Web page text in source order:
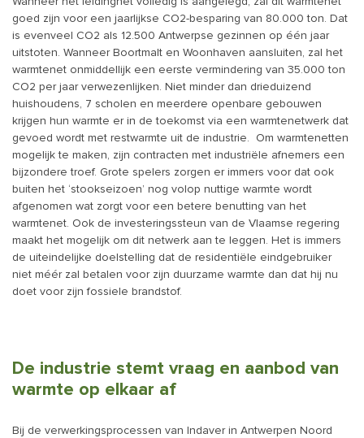
goed zijn voor een jaarlijkse CO2-besparing van 80.000 ton. Dat
is evenveel CO2 als 12.500 Antwerpse gezinnen op één jaar
uitstoten. Wanneer Boortmalt en Woonhaven aansluiten, zal het
warmtenet onmiddellijk een eerste vermindering van 35.000 ton
CO2 per jaar verwezenlijken. Niet minder dan drieduizend
huishoudens, 7 scholen en meerdere openbare gebouwen
krijgen hun warmte er in de toekomst via een warmtenetwerk dat
gevoed wordt met restwarmte uit de industrie. Om warmtenetten
mogelijk te maken, zijn contracten met industriële afnemers een
bijzondere troef. Grote spelers zorgen er immers voor dat ook
buiten het ‘stookseizoen’ nog volop nuttige warmte wordt
afgenomen wat zorgt voor een betere benutting van het
warmtenet. Ook de investeringssteun van de Vlaamse regering
maakt het mogelijk om dit netwerk aan te leggen. Het is immers
de uiteindelijke doelstelling dat de residentiële eindgebruiker
niet méér zal betalen voor zijn duurzame warmte dan dat hij nu
doet voor zijn fossiele brandstof.
De industrie stemt vraag en aanbod van
warmte op elkaar af
Bij de verwerkingsprocessen van Indaver in Antwerpen Noord